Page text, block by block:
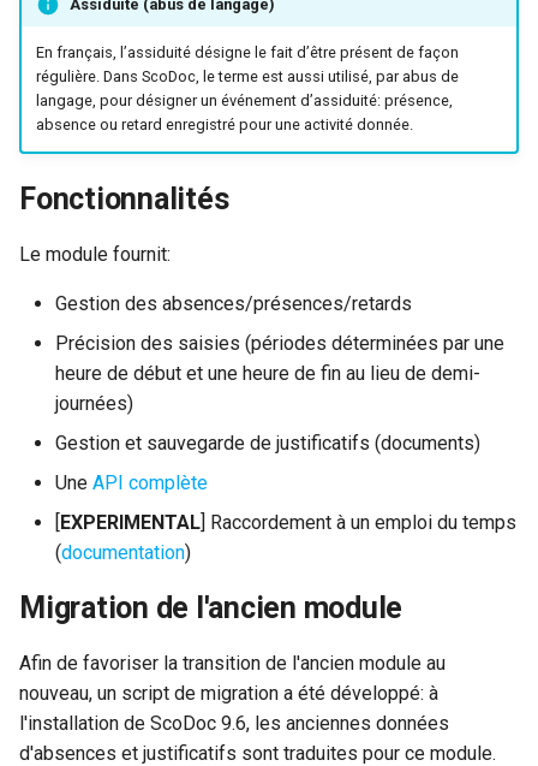
d
e
h
e
Inscriptions Apogée
Gestion des photos
Gestion des adresses
Saisir l'assiduité d'un
Saisir l'assiduité d'un
étudiant
Voir l'assiduité d'un groupe
Voir l'assiduité d'un étudiant
Jurys (BUT)
Exports des résultats BUT
vers Apogée
Préférences ScoDoc
Préférences d’affichage
(noms)
BUT
Génération de bulletins PDF
API permissions (dev)
Installer un serveur de
Tests
Assiduité (développeurs)
Anciennes pages
caduques (historique)
Assiduités : migration à
de ScoDoc 9.5
Assiduité (abus de langage)
En français, l’assiduité désigne le fait d’être présent de façon
régulière. Dans ScoDoc, le terme est aussi utilisé, par abus de
langage, pour désigner un événement d’assiduité: présence,
absence ou retard enregistré pour une activité donnée.
Fonctionnalités
Le module fournit:
Gestion des absences/présences/retards
Précision des saisies (périodes déterminées par une
heure de début et une heure de fin au lieu de demi-
journées)
Gestion et sauvegarde de justificatifs (documents)
Une API complète
[EXPERIMENTAL] Raccordement à un emploi du temps
(documentation)
Migration de l'ancien module
Afin de favoriser la transition de l'ancien module au
nouveau, un script de migration a été développé: à
l'installation de ScoDoc 9.6, les anciennes données
d'absences et justificatifs sont traduites pour ce module.